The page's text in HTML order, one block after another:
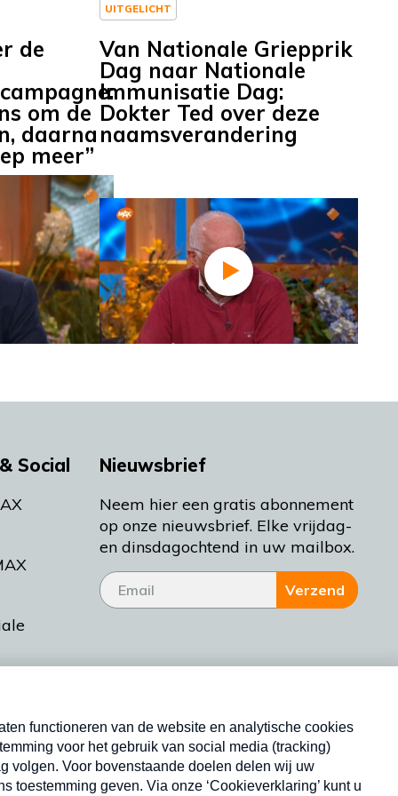
de
om de
daarna
meer”
UITGELICHT
Van Nationale Griepprik
Dag naar Nationale
Immunisatie Dag:
Dokter Ted over deze
naamsverandering
Social
Bakt
Nieuwsbrief
Neem hier een gratis abonnement
op onze nieuwsbrief. Elke vrijdag-
en dinsdagochtend in uw mailbox.
Verzend
Nieuwsbrief
Neem hier een gratis abonnement op onze